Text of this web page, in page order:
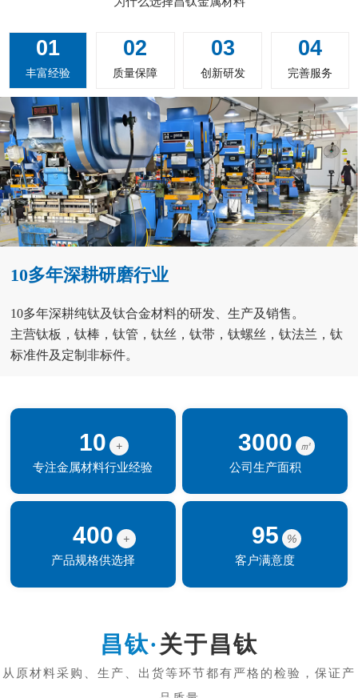
01
丰富经验
02
质量保障
03
创新研发
04
完善服务
10多年深耕研磨行业
10多年深耕纯钛及钛合金材料的研发、生产及销售。
主营钛板，钛棒，钛管，钛丝，钛带，钛螺丝，钛法兰，钛
标准件及定制非标件。
10
+
专注金属材料行业经验
3000
㎡
公司生产面积
400
+
产品规格供选择
95
%
客户满意度
关于昌钛